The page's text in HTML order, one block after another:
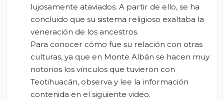
lujosamente ataviados. A partir de ello, se ha
concluido que su sistema religioso exaltaba la
veneración de los ancestros.
Para conocer cómo fue su relación con otras
culturas, ya que en Monte Albán se hacen muy
notorios los vínculos que tuvieron con
Teotihuacán, observa y lee la información
contenida en el siguiente video.